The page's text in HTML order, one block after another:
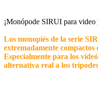
¡Monópode SIRUI para
Los monopiés de la serie
extremadamente compactos
Especialmente para los
alternativa real a los